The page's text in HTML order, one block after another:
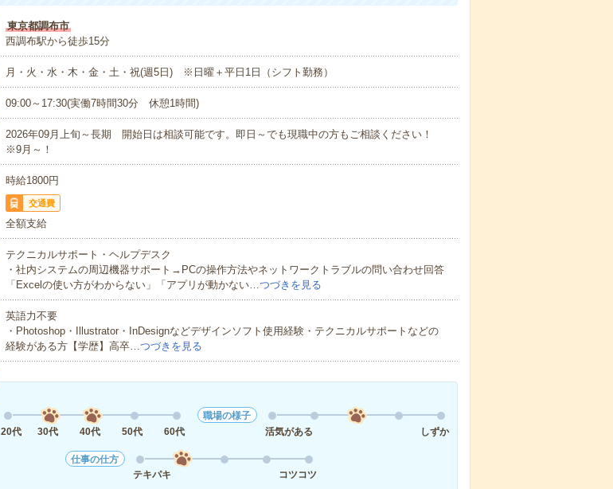
東京都調布市
西調布駅から徒歩15分
月・火・水・木・金・土・祝(週5日) ※日曜＋平日1日（シフト勤務）
09:00～17:30(実働7時間30分 休憩1時間)
2026年09月上旬～長期 開始日は相談可能です。即日～でも現職中の方もご相談ください！
※9月～！
時給1800円
交通費
全額支給
テクニカルサポート・ヘルプデスク
・社内システムの周辺機器サポート→PCの操作方法やネットワークトラブルの問い合わせ回答
「Excelの使い方がわからない」「アプリが動かない…つづきを見る
英語力不要
・Photoshop・Illustrator・InDesignなどデザインソフト使用経験・テクニカルサポートなどの
経験がある方【学歴】高卒…つづきを見る
20代
30代 40代 50代 60代
職場の様子
活気がある
しずか
仕事の仕方
テキパキ
コツコツ